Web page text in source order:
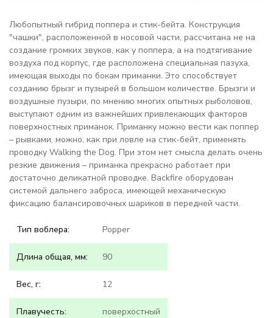
Любопытный гибрид поппера и стик-бейта. Конструкция
"чашки", расположенной в носовой части, рассчитана не на
создание громких звуков, как у поппера, а на подтягивание
воздуха под корпус, где расположена специальная пазуха,
имеющая выходы по бокам приманки. Это способствует
созданию брызг и пузырей в большом количестве. Брызги и
воздушные пузыри, по мнению многих опытных рыболовов,
выступают одним из важнейших привлекающих факторов
поверхностных приманок. Приманку можно вести как поппер
– рывками, можно, как при ловле на стик-бейт, применять
проводку Walking the Dog. При этом нет смысла делать очень
резкие движения – приманка прекрасно работает при
достаточно деликатной проводке. Backfire оборудован
системой дальнего заброса, имеющей механическую
фиксацию балансировочных шариков в передней части.
Тип воблера: Popper
Длина общая, мм: 90
Вес, г: 12
Плавучесть: поверхостный